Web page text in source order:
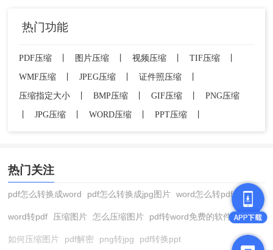
热门功能
PDF压缩 图片压缩 视频压缩 TIF压缩
WMF压缩
JPEG压缩 证件照压缩
压缩指定大小
BMP压缩 GIF压缩
PNG压缩
JPG压缩 WORD压缩 PPT压缩
热门关注
pdf怎么转换成word pdf怎么转换成jpg图片 word怎么转pdf
word转pdf 压缩图片 怎么压缩图片 pdf转word免费的软件
如何压缩图片 pdf解密 png转jpg pdf转换ppt